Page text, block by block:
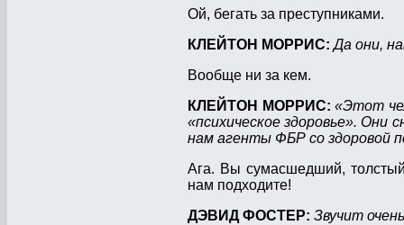
Ой, бегать за преступниками.
КЛЕЙТОН МОРРИС: Да они,
Вообще ни за кем.
КЛЕЙТОН МОРРИС: «Этот
«психическое здоровье». Они
нам агенты ФБР со здоровой
Ага. Вы сумасшедший,
нам подходите!
ДЭВИД ФОСТЕР: Звучит